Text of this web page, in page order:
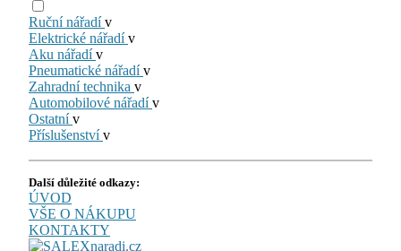
Ruční nářadív
Elektrické nářadív
Aku nářadív
Pneumatické nářadív
Zahradní technika v
Automobilové nářadív
Ostatnív
Příslušenstvív
Další důležité odkazy:
ÚVOD
VŠE O NÁKUPU
KONTAKTY